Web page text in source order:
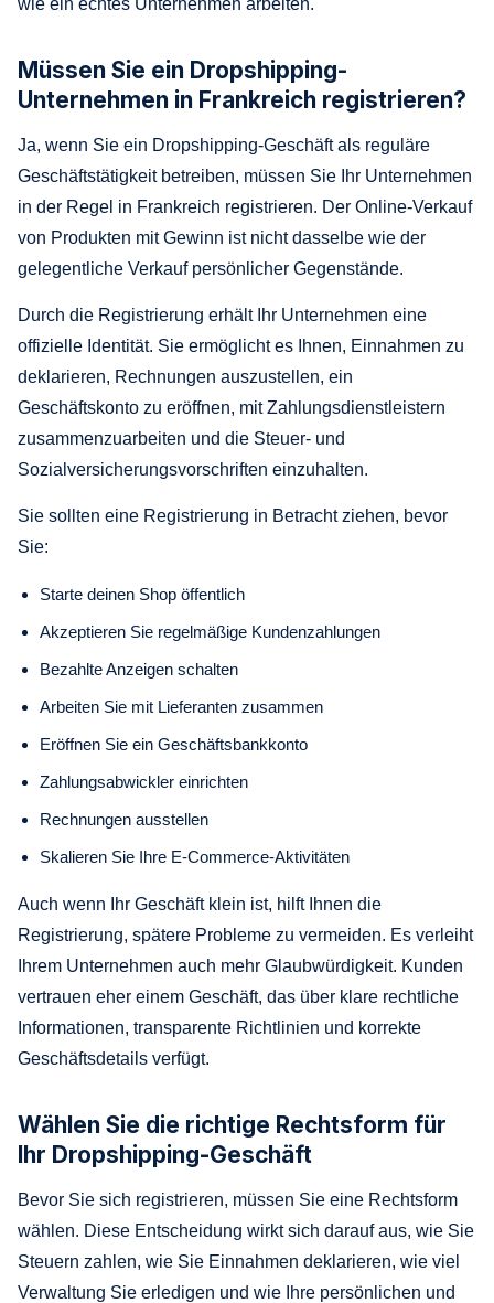
wie ein echtes Unternehmen arbeiten.
Müssen Sie ein Dropshipping-
Unternehmen in Frankreich registrieren?
Ja, wenn Sie ein Dropshipping-Geschäft als reguläre
Geschäftstätigkeit betreiben, müssen Sie Ihr Unternehmen
in der Regel in Frankreich registrieren. Der Online-Verkauf
von Produkten mit Gewinn ist nicht dasselbe wie der
gelegentliche Verkauf persönlicher Gegenstände.
Durch die Registrierung erhält Ihr Unternehmen eine
offizielle Identität. Sie ermöglicht es Ihnen, Einnahmen zu
deklarieren, Rechnungen auszustellen, ein
Geschäftskonto zu eröffnen, mit Zahlungsdienstleistern
zusammenzuarbeiten und die Steuer- und
Sozialversicherungsvorschriften einzuhalten.
Sie sollten eine Registrierung in Betracht ziehen, bevor
Sie:
Starte deinen Shop öffentlich
Akzeptieren Sie regelmäßige Kundenzahlungen
Bezahlte Anzeigen schalten
Arbeiten Sie mit Lieferanten zusammen
Eröffnen Sie ein Geschäftsbankkonto
Zahlungsabwickler einrichten
Rechnungen ausstellen
Skalieren Sie Ihre E-Commerce-Aktivitäten
Auch wenn Ihr Geschäft klein ist, hilft Ihnen die
Registrierung, spätere Probleme zu vermeiden. Es verleiht
Ihrem Unternehmen auch mehr Glaubwürdigkeit. Kunden
vertrauen eher einem Geschäft, das über klare rechtliche
Informationen, transparente Richtlinien und korrekte
Geschäftsdetails verfügt.
Wählen Sie die richtige Rechtsform für
Ihr Dropshipping-Geschäft
Bevor Sie sich registrieren, müssen Sie eine Rechtsform
wählen. Diese Entscheidung wirkt sich darauf aus, wie Sie
Steuern zahlen, wie Sie Einnahmen deklarieren, wie viel
Verwaltung Sie erledigen und wie Ihre persönlichen und